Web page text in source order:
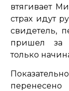
втягивает
страх идут
свидетель,
пришел за
только